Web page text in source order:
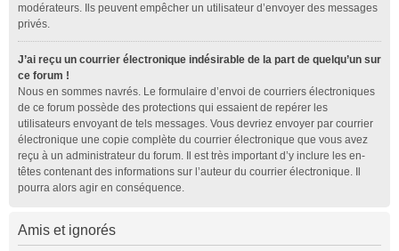
modérateurs. Ils peuvent empêcher un utilisateur d’envoyer des messages
privés.
J’ai reçu un courrier électronique indésirable de la part de quelqu’un sur
ce forum !
Nous en sommes navrés. Le formulaire d’envoi de courriers électroniques
de ce forum possède des protections qui essaient de repérer les
utilisateurs envoyant de tels messages. Vous devriez envoyer par courrier
électronique une copie complète du courrier électronique que vous avez
reçu à un administrateur du forum. Il est très important d’y inclure les en-
têtes contenant des informations sur l’auteur du courrier électronique. Il
pourra alors agir en conséquence.
Amis et ignorés